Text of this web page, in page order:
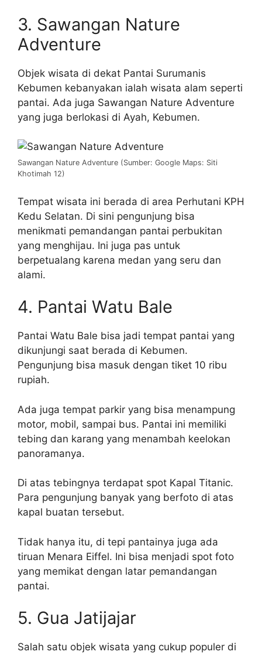
3. Sawangan Nature
Adventure
Objek wisata di dekat Pantai Surumanis
Kebumen kebanyakan ialah wisata alam seperti
pantai. Ada juga Sawangan Nature Adventure
yang juga berlokasi di Ayah, Kebumen.
Sawangan Nature Adventure (Sumber: Google Maps: Siti
Khotimah 12)
Tempat wisata ini berada di area Perhutani KPH
Kedu Selatan. Di sini pengunjung bisa
menikmati pemandangan pantai perbukitan
yang menghijau. Ini juga pas untuk
berpetualang karena medan yang seru dan
alami.
4. Pantai Watu Bale
Pantai Watu Bale bisa jadi tempat pantai yang
dikunjungi saat berada di Kebumen.
Pengunjung bisa masuk dengan tiket 10 ribu
rupiah.
Ada juga tempat parkir yang bisa menampung
motor, mobil, sampai bus. Pantai ini memiliki
tebing dan karang yang menambah keelokan
panoramanya.
Di atas tebingnya terdapat spot Kapal Titanic.
Para pengunjung banyak yang berfoto di atas
kapal buatan tersebut.
Tidak hanya itu, di tepi pantainya juga ada
tiruan Menara Eiffel. Ini bisa menjadi spot foto
yang memikat dengan latar pemandangan
pantai.
5. Gua Jatijajar
Salah satu objek wisata yang cukup populer di